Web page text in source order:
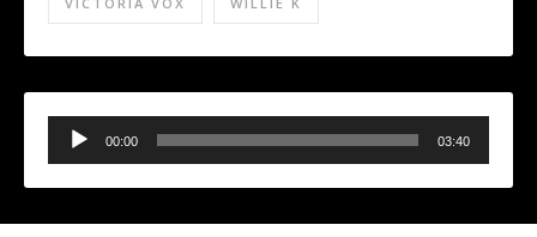
Audio
Player
00:00 03:40